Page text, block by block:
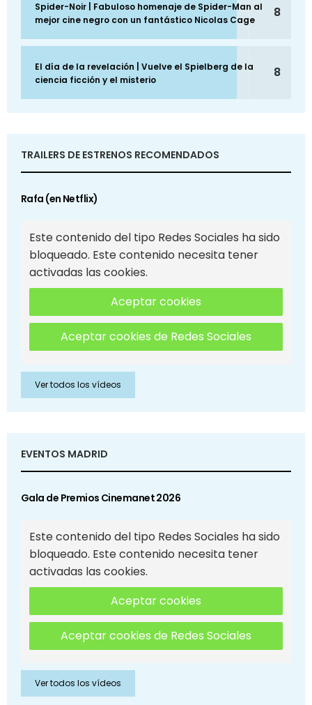
Spider-Noir | Fabuloso homenaje de Spider-Man al
mejor cine negro con un fantástico Nicolas Cage
8
El día de la revelación | Vuelve el Spielberg de la
ciencia ficción y el misterio
8
TRAILERS DE ESTRENOS RECOMENDADOS
Rafa (en Netflix)
Este contenido del tipo Redes Sociales ha sido
bloqueado. Este contenido necesita tener
activadas las cookies.
Aceptar cookies
Aceptar cookies de Redes Sociales
Ver todos los vídeos
EVENTOS MADRID
Gala de Premios Cinemanet 2026
Este contenido del tipo Redes Sociales ha sido
bloqueado. Este contenido necesita tener
activadas las cookies.
Aceptar cookies
Aceptar cookies de Redes Sociales
Ver todos los vídeos